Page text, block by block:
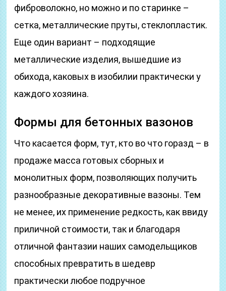
фиброволокно, но можно и по старинке –
сетка, металлические пруты, стеклопластик.
Еще один вариант – подходящие
металлические изделия, вышедшие из
обихода, каковых в изобилии практически у
каждого хозяина.
Формы для бетонных вазонов
Что касается форм, тут, кто во что горазд – в
продаже масса готовых сборных и
монолитных форм, позволяющих получить
разнообразные декоративные вазоны. Тем
не менее, их применение редкость, как ввиду
приличной стоимости, так и благодаря
отличной фантазии наших самодельщиков
способных превратить в шедевр
практически любое подручное